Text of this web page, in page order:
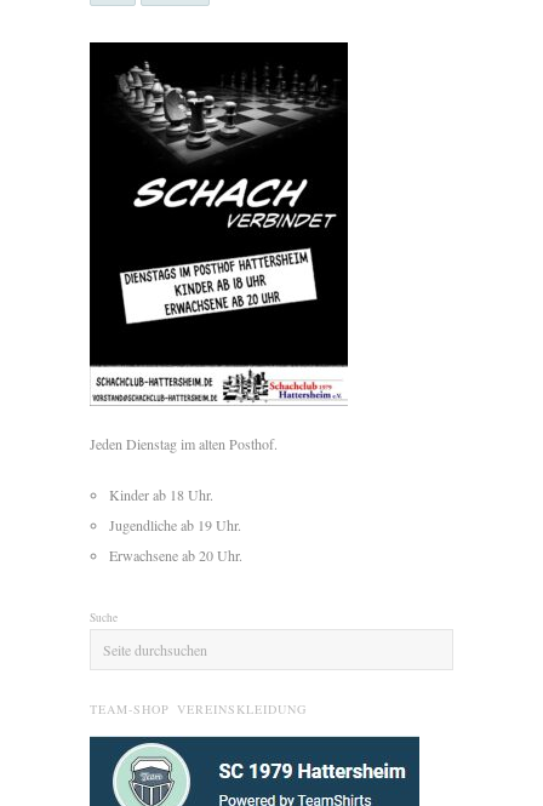
Jeden Dienstag im alten Posthof.
Kinder ab 18 Uhr.
Jugendliche ab 19 Uhr.
Erwachsene ab 20 Uhr.
Suche
TEAM-SHOP VEREINSKLEIDUNG